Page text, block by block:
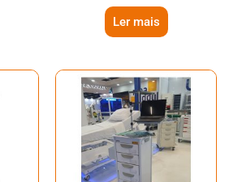
Ler mais